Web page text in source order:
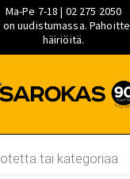
Ma-Pe 7-18 | 02 275 2050
uudistumassa.
häiriöitä.